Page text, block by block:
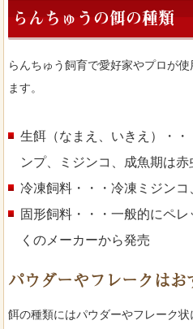
らんちゅうの餌の種類
らんちゅう飼育で愛好家やプロが
ます。
生餌（なまえ、いきえ）・
ンプ、ミジンコ、成魚期は
冷凍飼料・・・冷凍ミジンコ
固形飼料・・・一般的にペ
くのメーカーから発売
パウダーやフレークはお
餌の種類にはパウダーやフレーク状